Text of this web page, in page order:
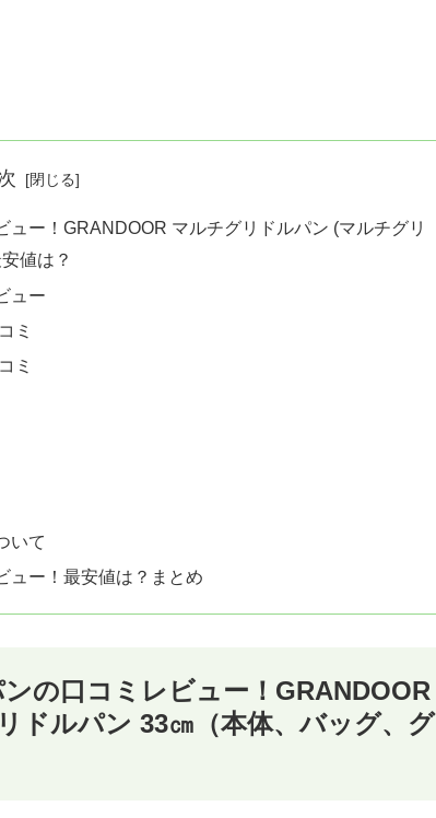
ー！GRANDOOR マルチグリドルパン (マルチグリ
値は？
ュー
ミ
ミ
いて
ュー！最安値は？まとめ
の口コミレビュー！GRANDOOR
ドルパン 33㎝（本体、バッグ、グ